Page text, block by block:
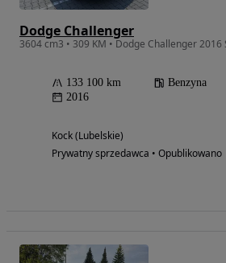
Dodge Challenger
133 100 km Benzyna
2016
Kock (Lubelskie)
Prywatny sprzedawca • Opublikowano